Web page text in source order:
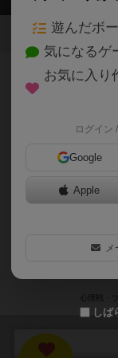
3
『エレメンツ』が
このゲームのトップペ
が近いボードゲームを
遊んだボ
気になるゲ
お気に入り
ログイン
Google
Apple
メ
しば